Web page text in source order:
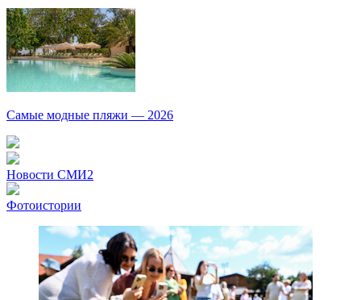
Самые модные пляжи — 2026
Новости СМИ2
Фотоистории